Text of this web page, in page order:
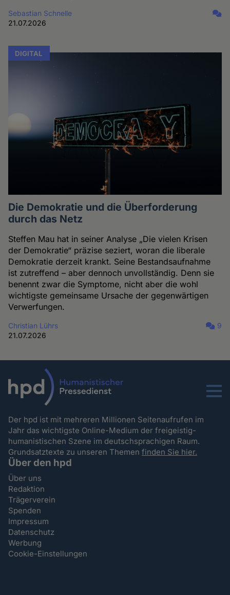
Sebastian Schnelle
21.07.2026
DIGITAL
Die Demokratie und die Überforderung
durch das Netz
Steffen Mau hat in seiner Analyse „Die vielen Krisen
der Demokratie“ präzise seziert, woran die liberale
Demokratie derzeit krankt. Seine Bestandsaufnahme
ist zutreffend – aber dennoch unvollständig. Denn sie
benennt zwar die Symptome, nicht aber die wohl
wichtigste gemeinsame Ursache der gegenwärtigen
Verwerfungen.
Christian Lührs
21.07.2026
9
Menu
Der hpd ist mit mehreren Millionen Seitenaufrufen im
Jahr das wichtigste Online-Medium der freigeistig-
humanistischen Szene im deutschsprachigen Raum.
Grundsatztexte zu unseren Themenfinden Sie hier.
Über den hpd
Über uns
Redaktion
Trägerverein
Spenden
Impressum
Datenschutz
Werbung
Cookie-Einstellungen